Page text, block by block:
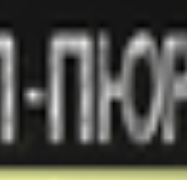
со вкусом копченостей